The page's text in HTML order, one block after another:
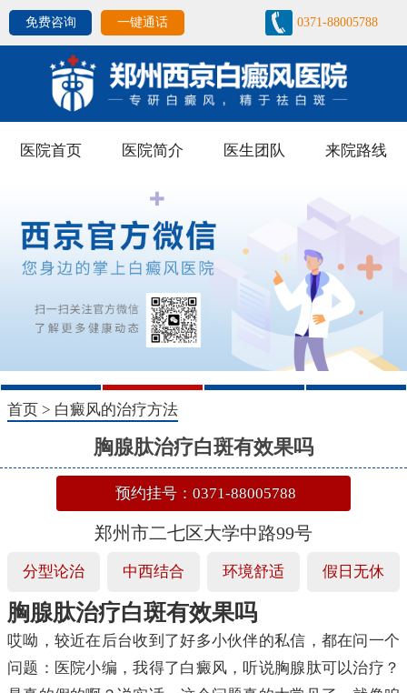
免费咨询 一键通话 0371-88005788
医院首页 医院简介 医生团队 来院路线
1 2 3 4
首页 > 白癜风的治疗方法
胸腺肽治疗白斑有效果吗
预约挂号：0371-88005788
郑州市二七区大学中路99号
分型论治 中西结合 环境舒适 假日无休
胸腺肽治疗白斑有效果吗
哎呦，较近在后台收到了好多小伙伴的私信，都在问一个
问题：医院小编，我得了白癜风，听说胸腺肽可以治疗？